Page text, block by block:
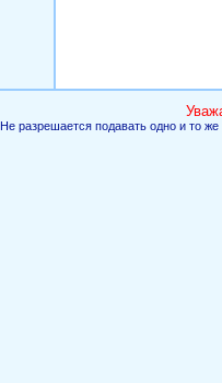
Не разрешается подавать одно и то